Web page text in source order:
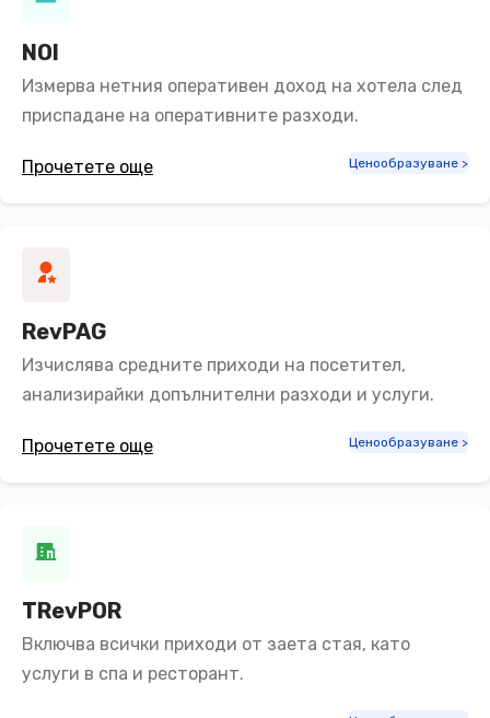
NOI
Измерва нетния оперативен доход на хотела след
приспадане на оперативните разходи.
Прочетете още Ценообразуване >
RevPAG
Изчислява средните приходи на посетител,
анализирайки допълнителни разходи и услуги.
Прочетете още Ценообразуване >
TRevPOR
Включва всички приходи от заета стая, като
услуги в спа и ресторант.